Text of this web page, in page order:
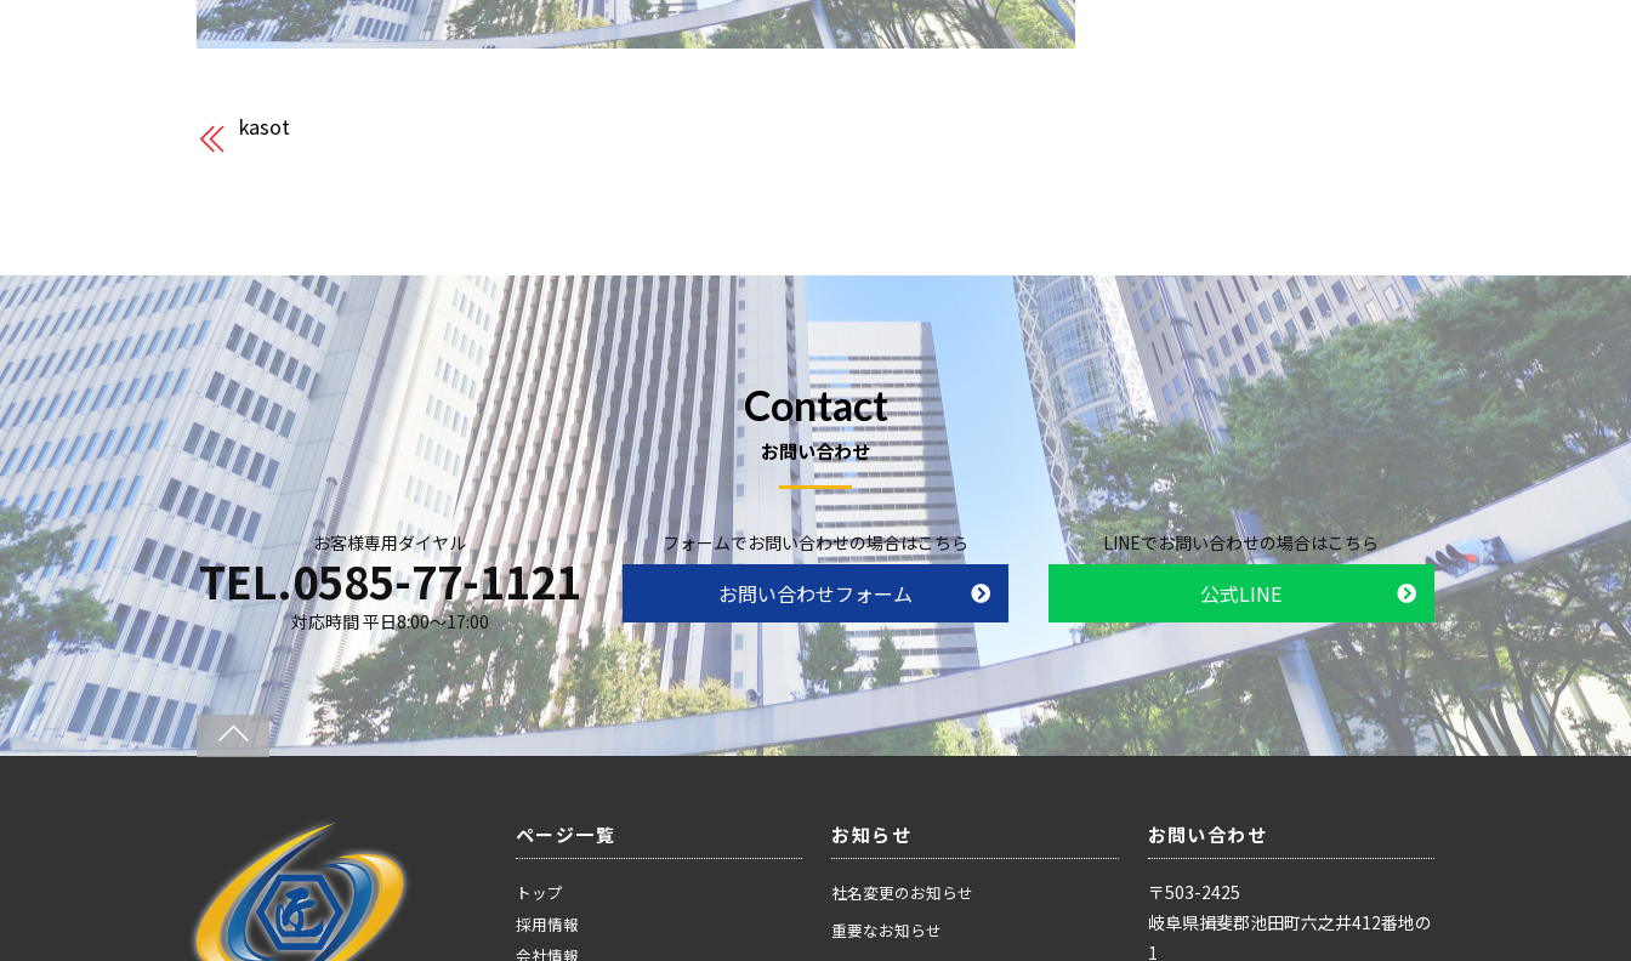
kasot
Contact
お問い合わせ
お客様専用ダイヤル
TEL.0585-77-1121
対応時間 平日8:00〜17:00
フォームでお問い合わせの場合はこちら
お問い合わせフォーム
LINEでお問い合わせの場合はこちら
公式LINE
ページ一覧
トップ
採用情報
会社情報
お知らせ
社名変更のお知らせ
重要なお知らせ
お問い合わせ
〒503-2425
岐阜県揖斐郡池田町六之井412番地の
1